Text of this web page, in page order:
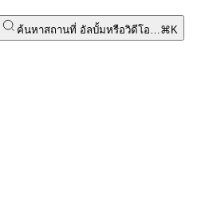
ค้นหาสถานที่ อัลบั้มหรือวิดีโอ…⌘K